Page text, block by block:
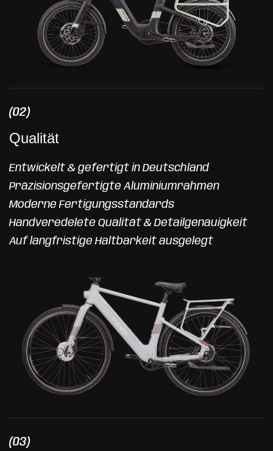
(02)
Qualität
Entwickelt & gefertigt in Deutschland
Präzisionsgefertigte Aluminiumrahmen
Moderne Fertigungsstandards
Handveredelete Qualität & Detailgenauigkeit
Auf langfristige Haltbarkeit ausgelegt
(03)